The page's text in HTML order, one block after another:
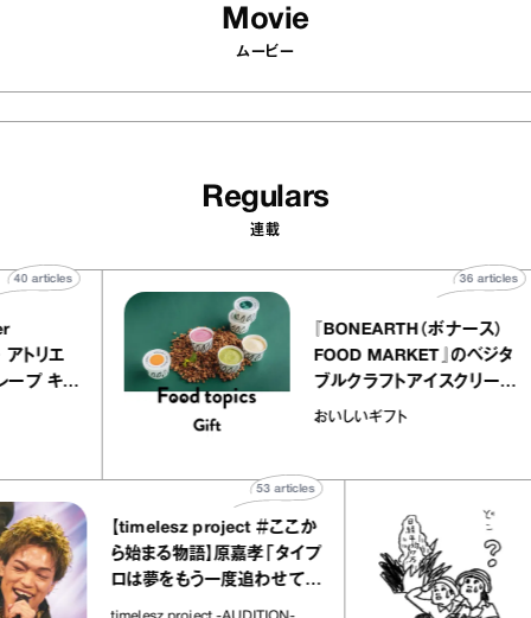
Movie
ムービー
Regulars
連載
atelier
リー アトリエ
ルクレープ キャ
40
『BONEARTH（ボナー
FOOD MARKET』のベ
ブルクラフトアイスク
｜真野知子の「おいし
おいしいギフト
36
【timelesz project ＃ここか
ら始まる物語】原嘉孝「タイプ
ロは夢をもう一度追わせてく
れた場所」
articles